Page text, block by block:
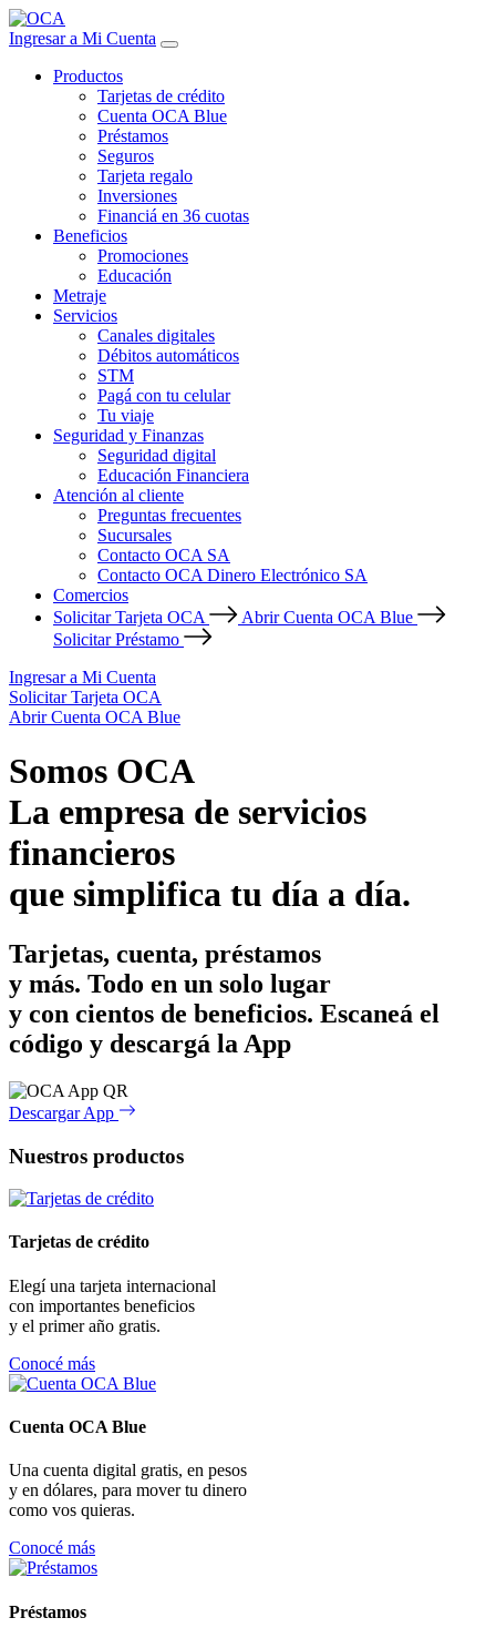
Ingresar a Mi Cuenta
Productos
Tarjetas de crédito
Cuenta OCA Blue
Préstamos
Seguros
Tarjeta regalo
Inversiones
Financiá en 36 cuotas
Beneficios
Promociones
Educación
Metraje
Servicios
Canales digitales
Débitos automáticos
STM
Pagá con tu celular
Tu viaje
Seguridad y Finanzas
Seguridad digital
Educación Financiera
Atención al cliente
Preguntas frecuentes
Sucursales
Contacto OCA SA
Contacto OCA Dinero Electrónico SA
Comercios
Solicitar Tarjeta OCA
Abrir Cuenta OCA Blue
Solicitar Préstamo
Ingresar a Mi Cuenta
Solicitar Tarjeta OCA
Abrir Cuenta OCA Blue
Somos OCA
La empresa de servicios
financieros
que simplifica tu día a día.
Tarjetas, cuenta, préstamos
y más. Todo en un solo lugar
y con cientos de beneficios. Escaneá el
código y descargá la App
Descargar App
Nuestros productos
Tarjetas de crédito
Elegí una tarjeta internacional
con importantes beneficios
y el primer año gratis.
Conocé más
Cuenta OCA Blue
Una cuenta digital gratis, en pesos
y en dólares, para mover tu dinero
como vos quieras.
Conocé más
Préstamos